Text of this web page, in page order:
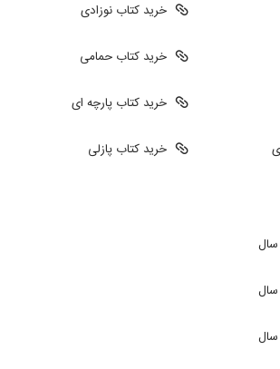
خرید کتاب نوزادی
خرید کتاب حمامی
خرید کتاب پارچه ای
خرید کتاب پازلی